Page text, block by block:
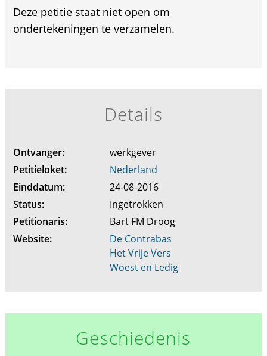
Deze petitie staat niet open om
ondertekeningen te verzamelen.
Details
Ontvanger:
werkgever
Petitieloket:
Nederland
Einddatum:
24-08-2016
Status:
Ingetrokken
Petitionaris:
Bart FM Droog
Website:
De Contrabas
Het Vrije Vers
Woest en Ledig
Geschiedenis